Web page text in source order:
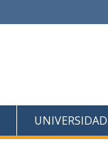
UNIVERSIDAD